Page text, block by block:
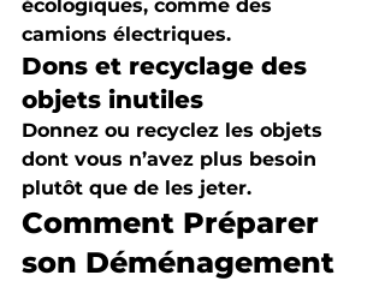
écologiques, comme des
camions électriques.
Dons et recyclage des
objets inutiles
Donnez ou recyclez les objets
dont vous n’avez plus besoin
plutôt que de les jeter.
Comment Préparer
son Déménagement